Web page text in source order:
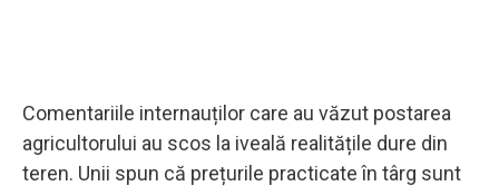
Comentariile internauților care au văzut postarea
agricultorului au scos la iveală realitățile dure din
teren. Unii spun că prețurile practicate în târg sunt